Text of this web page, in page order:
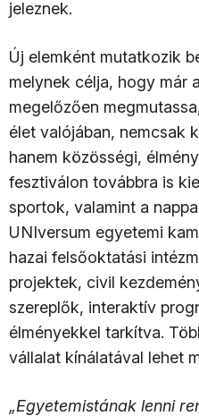
jeleznek.
Új elemként mutatkozik
melynek célja, hogy már
megelőzően
élet valójában, nemcsak
hanem közösségi,
fesztiválon továbbra is
sportok, valamint a
UNIversum egyetemi
hazai felsőoktatási
projektek, civil
szereplők, interaktív
élményekkel tarkítva.
vállalat kínálatával lehet
„Egyetemistának lenni